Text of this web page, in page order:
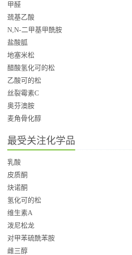
甲醛
巯基乙酸
N,N-二甲基甲酰胺
盐酸胍
地塞米松
醋酸氢化可的松
乙酸可的松
丝裂霉素C
奥芬澳胺
麦角骨化醇
最受关注化学品
乳酸
皮质酮
炔诺酮
氢化可的松
维生素A
泼尼松龙
对甲苯硫酰苯胺
雌三醇